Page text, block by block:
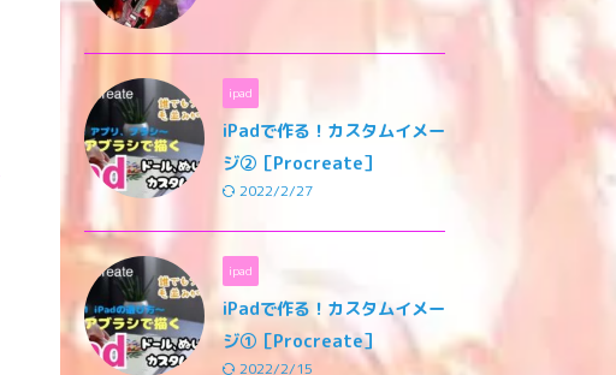
ipad
iPadで作る！カスタムイメー
ジ②［Procreate］
2022/2/27
ipad
iPadで作る！カスタムイメー
ジ①［Procreate］
2022/2/15